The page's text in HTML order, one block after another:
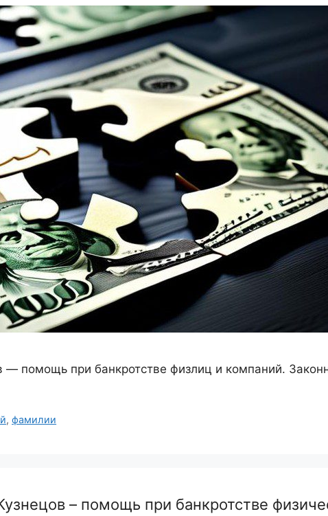
помощь при банкротстве физлиц и компаний.
,фамилии
– помощь при банкротстве